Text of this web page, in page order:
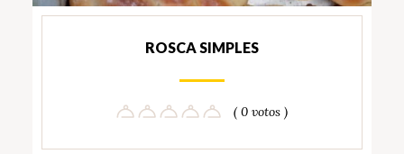
ROSCA SIMPLES
( 0 votos )